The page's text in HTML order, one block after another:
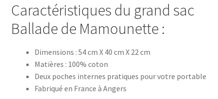
Caractéristiques du grand sac
Ballade de Mamounette :
Dimensions : 54 cm X 40 cm X 22 cm
Matières : 100% coton
Deux poches internes pratiques pour votre portable
Fabriqué en France à Angers